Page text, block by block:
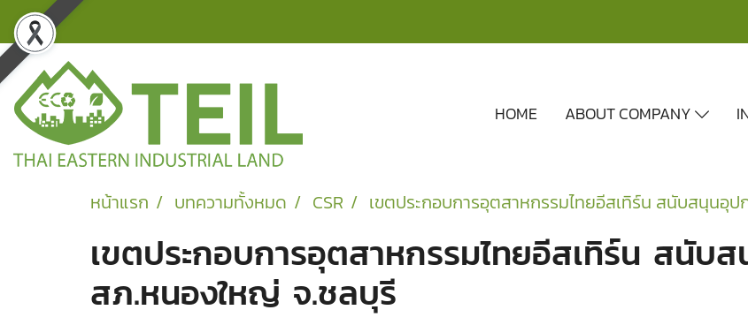
HOME ABOUT COMPANY
หน้าแรก บทความทั้งหมด CSR เขตประกอบการอุตสาหกรรมไทยอีสเทิร์น สนับสนุน
เขตประกอบการอุตสาหกรรมไทยอีสเทิร์น สนั
สภ.หนองใหญ่ จ.ชลบุรี